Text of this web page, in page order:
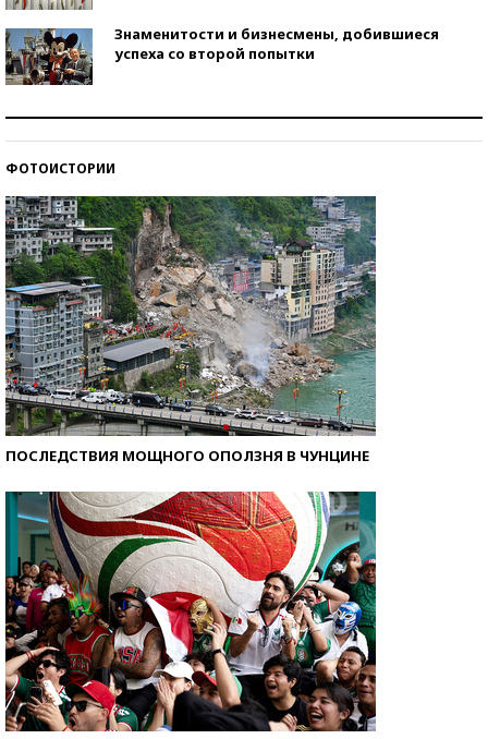
Знаменитости и бизнесмены, добившиеся
успеха со второй попытки
ФОТОИСТОРИИ
ПОСЛЕДСТВИЯ МОЩНОГО ОПОЛЗНЯ В ЧУНЦИНЕ